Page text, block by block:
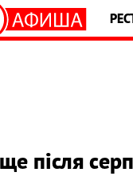
після